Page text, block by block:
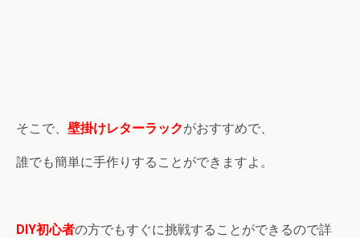
そこで、 壁掛けレターラックがおすすめで、
誰でも簡単に手作りすることができますよ。
DIY初心者の方でもすぐに挑戦することができるので詳